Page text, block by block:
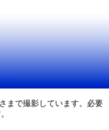
まで撮影しています。必要